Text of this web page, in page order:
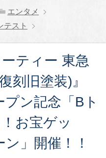
エンタメ
テスト
ティー 東急
刻旧塗装)』
ン記念「Bト
お宝ゲッ
」開催！！